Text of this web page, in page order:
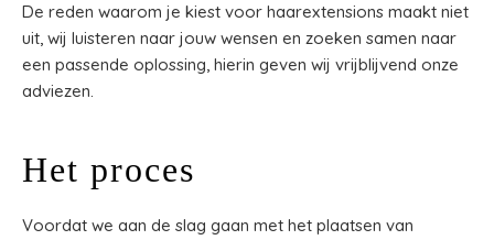
De reden waarom je kiest voor haarextensions maakt niet
uit, wij luisteren naar jouw wensen en zoeken samen naar
een passende oplossing, hierin geven wij vrijblijvend onze
adviezen.
Het proces
Voordat we aan de slag gaan met het plaatsen van